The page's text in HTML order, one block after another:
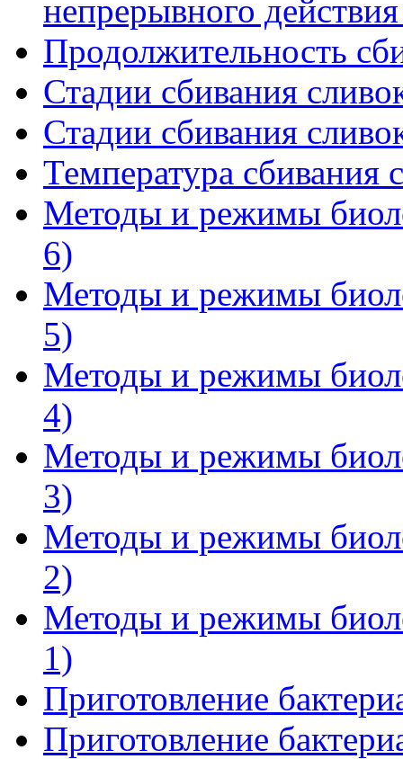
непрерывного
Продолжительность
Стадии сбивания
Стадии сбивания
Температура сбивания
Методы и режимы
6)
Методы и режимы
5)
Методы и режимы
4)
Методы и режимы
3)
Методы и режимы
2)
Методы и режимы
1)
Приготовление
Приготовление